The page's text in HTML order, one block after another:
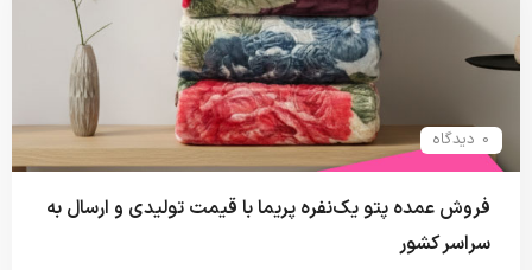
0 دیدگاه
فروش عمده پتو یک‌نفره پریما با قیمت تولیدی و ارسال به
سراسر کشور